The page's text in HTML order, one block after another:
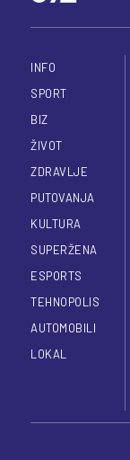
INFO
SPORT
BIZ
ŽIVOT
ZDRAVLJE
PUTOVANJA
KULTURA
SUPERŽENA
ESPORTS
TEHNOPOLIS
AUTOMOBILI
LOKAL